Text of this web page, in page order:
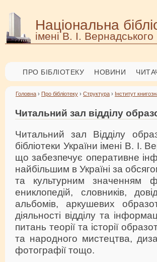
Національна
імені В. І. Вернадського
ПРО БІБЛІОТЕКУ НОВИНИ
Головна › Про бібліотеку › Структура › Інститут
Читальний зал відділу
Читальний зал Відділу
бібліотеки України імені В. І.
що забезпечує оперативне
найбільшим в Україні за
та культурним значенням
ениклопедій, словників,
альбомів, аркушевих
діяльності відділу та
питань теорії та історії
та народного мистецтва,
фотографії тощо.